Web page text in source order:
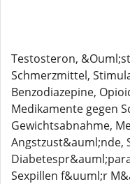
Testosteron,
Schmerzmittel,
Benzodiazepine,
Medikamente gegen
Gewichtsabnahme,
Angstzust&auml;nde,
Sexpillen f&uuml;r